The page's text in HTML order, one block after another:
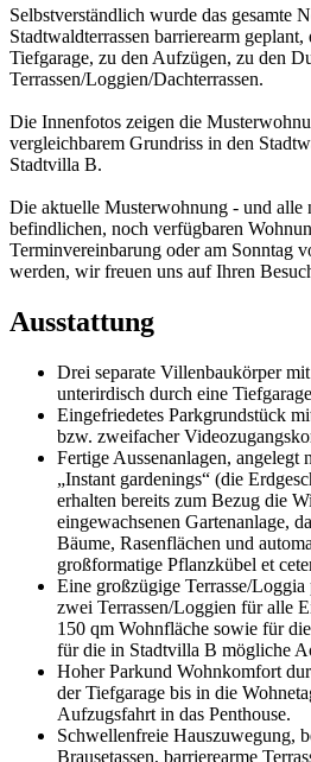
Selbstverständlich wurde das gesamte
Stadtwaldterrassen barrierearm
Tiefgarage, zu den Aufzügen, zu den
Terrassen/Loggien/Dachterrassen.
Die Innenfotos zeigen die
vergleichbarem Grundriss in den
Stadtvilla B.
Die aktuelle Musterwohnung - und alle
befindlichen, noch verfügbaren
Terminvereinbarung oder am Sonntag
werden, wir freuen uns auf Ihren
Ausstattung
Drei separate Villenbaukörper
unterirdisch durch eine
Eingefriedetes Parkgrundstück
bzw. zweifacher
Fertige Aussenanlagen, angelegt
„Instant gardenings“ (die
erhalten bereits zum Bezug die
eingewachsenen Gartenanlage,
Bäume, Rasenflächen und
großformatige Pflanzkübel et
Eine großzügige Terrasse/
zwei Terrassen/Loggien für alle
150 qm Wohnfläche sowie für
für die in Stadtvilla B mögliche
Hoher Parkund Wohnkomfort
der Tiefgarage bis in die
Aufzugsfahrt in das Penthouse.
Schwellenfreie Hauszuwegung,
Brausetassen, barrierearme